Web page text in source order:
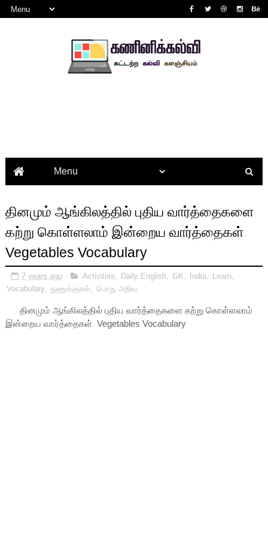
தினமும் ஆங்கிலத்தில் புதிய வார்த்தைகளை
கற்று கொள்ளலாம் இன்றைய வார்த்தைகள்
Vegetables Vocabulary
7 years ago Activities Daily English, GK India Learn,
Vocabulary, துணுக்குகள் பொது அறிவு
தினமும் ஆங்கிலத்தில் புதிய வார்த்தைகளை கற்று கொள்ளலாம்
இன்றைய வார்த்தைகள் Vegetables Vocabulary